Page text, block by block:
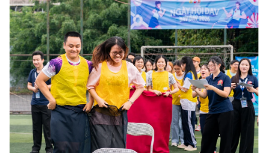
THỜI NAY
NHÂN DÂN CUỐI TUẦN
NHÂN DÂN HẰNG THÁNG
MUA BÁO
ĐỌC BÁO IN